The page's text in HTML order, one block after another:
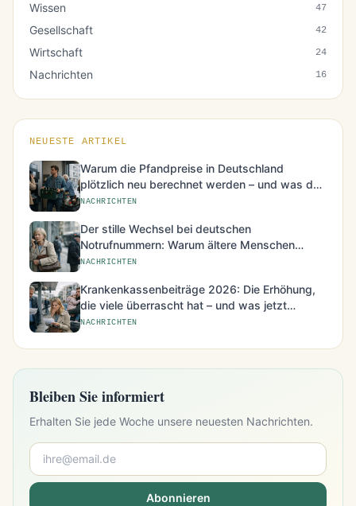
Wissen 47
Gesellschaft 42
Wirtschaft 24
Nachrichten 16
NEUESTE ARTIKEL
Warum die Pfandpreise in Deutschland
plötzlich neu berechnet werden – und was das
für den Alltag bedeutet
NACHRICHTEN
Der stille Wechsel bei deutschen
Notrufnummern: Warum ältere Menschen
besonders betroffen sind
NACHRICHTEN
Krankenkassenbeiträge 2026: Die Erhöhung,
die viele überrascht hat – und was jetzt
möglich ist
NACHRICHTEN
Bleiben Sie informiert
Erhalten Sie jede Woche unsere neuesten Nachrichten.
Abonnieren